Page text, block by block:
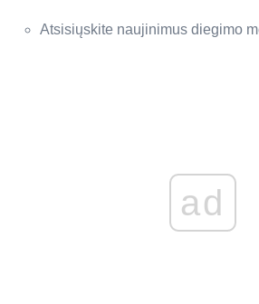
Atsisiųskite naujinimus diegimo
ad